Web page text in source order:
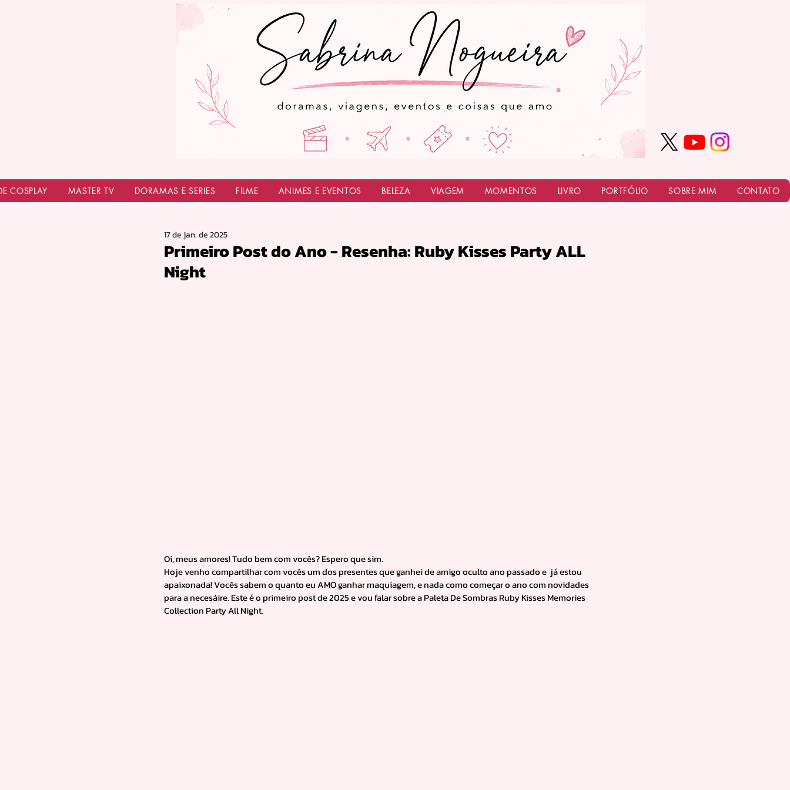
COSPLAY MASTER TV DORAMAS E SERIES FILME ANIMES E EVENTOS BELEZA VIAGEM MOMENTOS LIVRO PORTFÓLIO SOBRE MIM CONTATO
Primeiro Post do Ano - Resenha: Ruby Kisses Party ALL
Night
17 de jan. de 2025
Oi, meus amores! Tudo bem com vocês? Espero que sim.
Hoje venho compartilhar com vocês um dos presentes que ganhei de amigo oculto ano passado e  já estou
apaixonada! Vocês sabem o quanto eu AMO ganhar maquiagem, e nada como começar o ano com novidades
para a necesáire. Este é o primeiro post de 2025 e vou falar sobre a Paleta De Sombras Ruby Kisses Memories
Collection Party All Night.